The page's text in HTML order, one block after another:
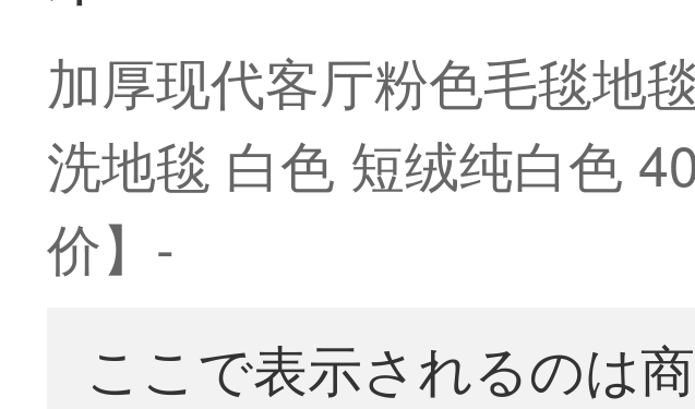
加厚现代客厅粉色毛毯地
洗地毯 白色 短绒纯白色
价】-
ここで表示されるのは